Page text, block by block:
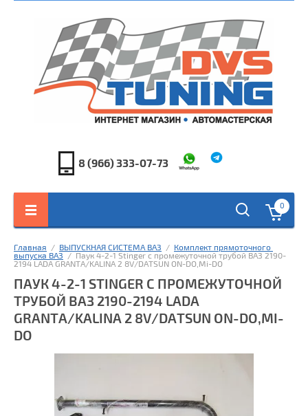
8 (966) 333-07-73
0
Главная
  /
ВЫПУСКНАЯ СИСТЕМА ВАЗ
  /
Комплект прямоточного
выпуска ВАЗ
  /  Паук 4-2-1 Stinger c промежуточной трубой ВАЗ 2190-
2194 LADA GRANTA/KALINA 2 8V/DATSUN ON-DO,Mi-DO
ПАУК 4-2-1 STINGER C ПРОМЕЖУТОЧНОЙ
ТРУБОЙ ВАЗ 2190-2194 LADA
GRANTA/KALINA 2 8V/DATSUN ON-DO,MI-
DO